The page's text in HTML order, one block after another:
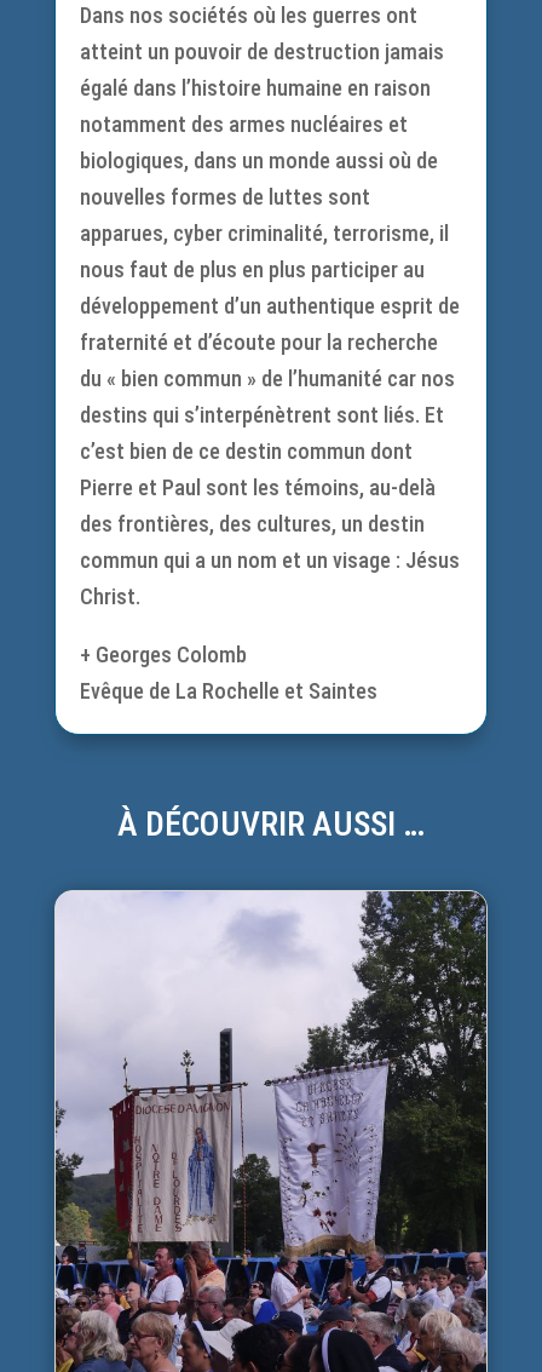
Dans nos sociétés où les guerres ont
atteint un pouvoir de destruction jamais
égalé dans l’histoire humaine en raison
notamment des armes nucléaires et
biologiques, dans un monde aussi où de
nouvelles formes de luttes sont
apparues, cyber criminalité, terrorisme, il
nous faut de plus en plus participer au
développement d’un authentique esprit de
fraternité et d’écoute pour la recherche
du « bien commun » de l’humanité car nos
destins qui s’interpénètrent sont liés. Et
c’est bien de ce destin commun dont
Pierre et Paul sont les témoins, au-delà
des frontières, des cultures, un destin
commun qui a un nom et un visage : Jésus
Christ.
+ Georges Colomb
Evêque de La Rochelle et Saintes
À DÉCOUVRIR AUSSI …